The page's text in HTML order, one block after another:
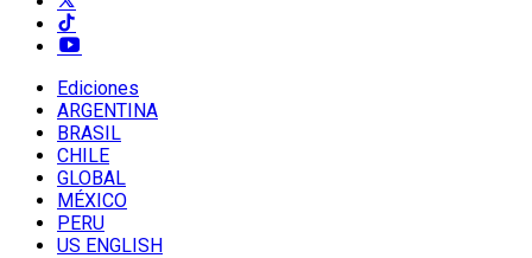
Ediciones
ARGENTINA
BRASIL
CHILE
GLOBAL
MÉXICO
PERU
US ENGLISH